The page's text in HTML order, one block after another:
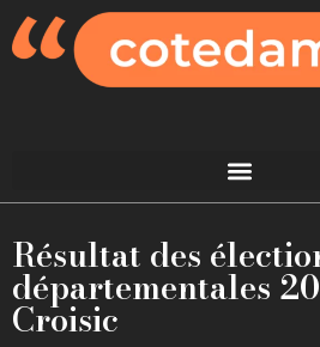
Résultat des
départementales
Croisic